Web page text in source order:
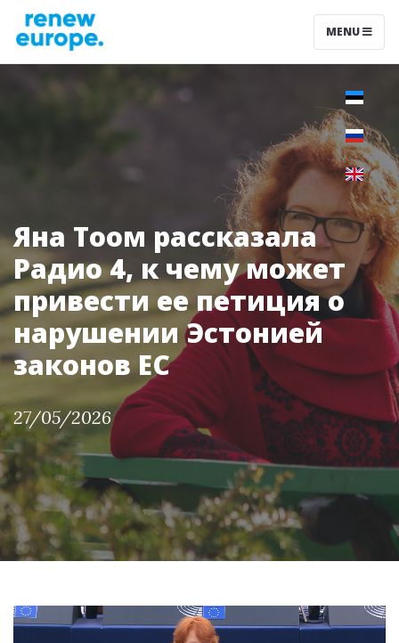
MENU
Яна Тоом рассказала
Радио 4, к чему может
привести ее петиция о
нарушении Эстонией
законов ЕС
27/05/2026